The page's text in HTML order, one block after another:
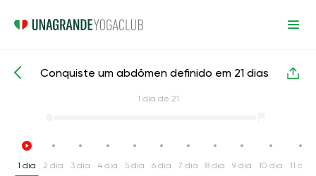
Cursos de yoga intensivos Imprensa
Conquiste um abdômen definido em 21 dias
1 dia de 21
1 dia 2 dia 3 dia 4 dia 5 dia 6 dia 7 dia 8 dia 9 dia 10 dia 11 dia